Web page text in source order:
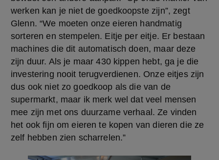
werken kan je niet de goedkoopste zijn”, zegt
Glenn. “We moeten onze eieren handmatig
sorteren en stempelen. Eitje per eitje. Er bestaan
machines die dit automatisch doen, maar deze
zijn duur. Als je maar 430 kippen hebt, ga je die
investering nooit terugverdienen. Onze eitjes zijn
dus ook niet zo goedkoop als die van de
supermarkt, maar ik merk wel dat veel mensen
mee zijn met ons duurzame verhaal. Ze vinden
het ook fijn om eieren te kopen van dieren die ze
zelf hebben zien scharrelen.”